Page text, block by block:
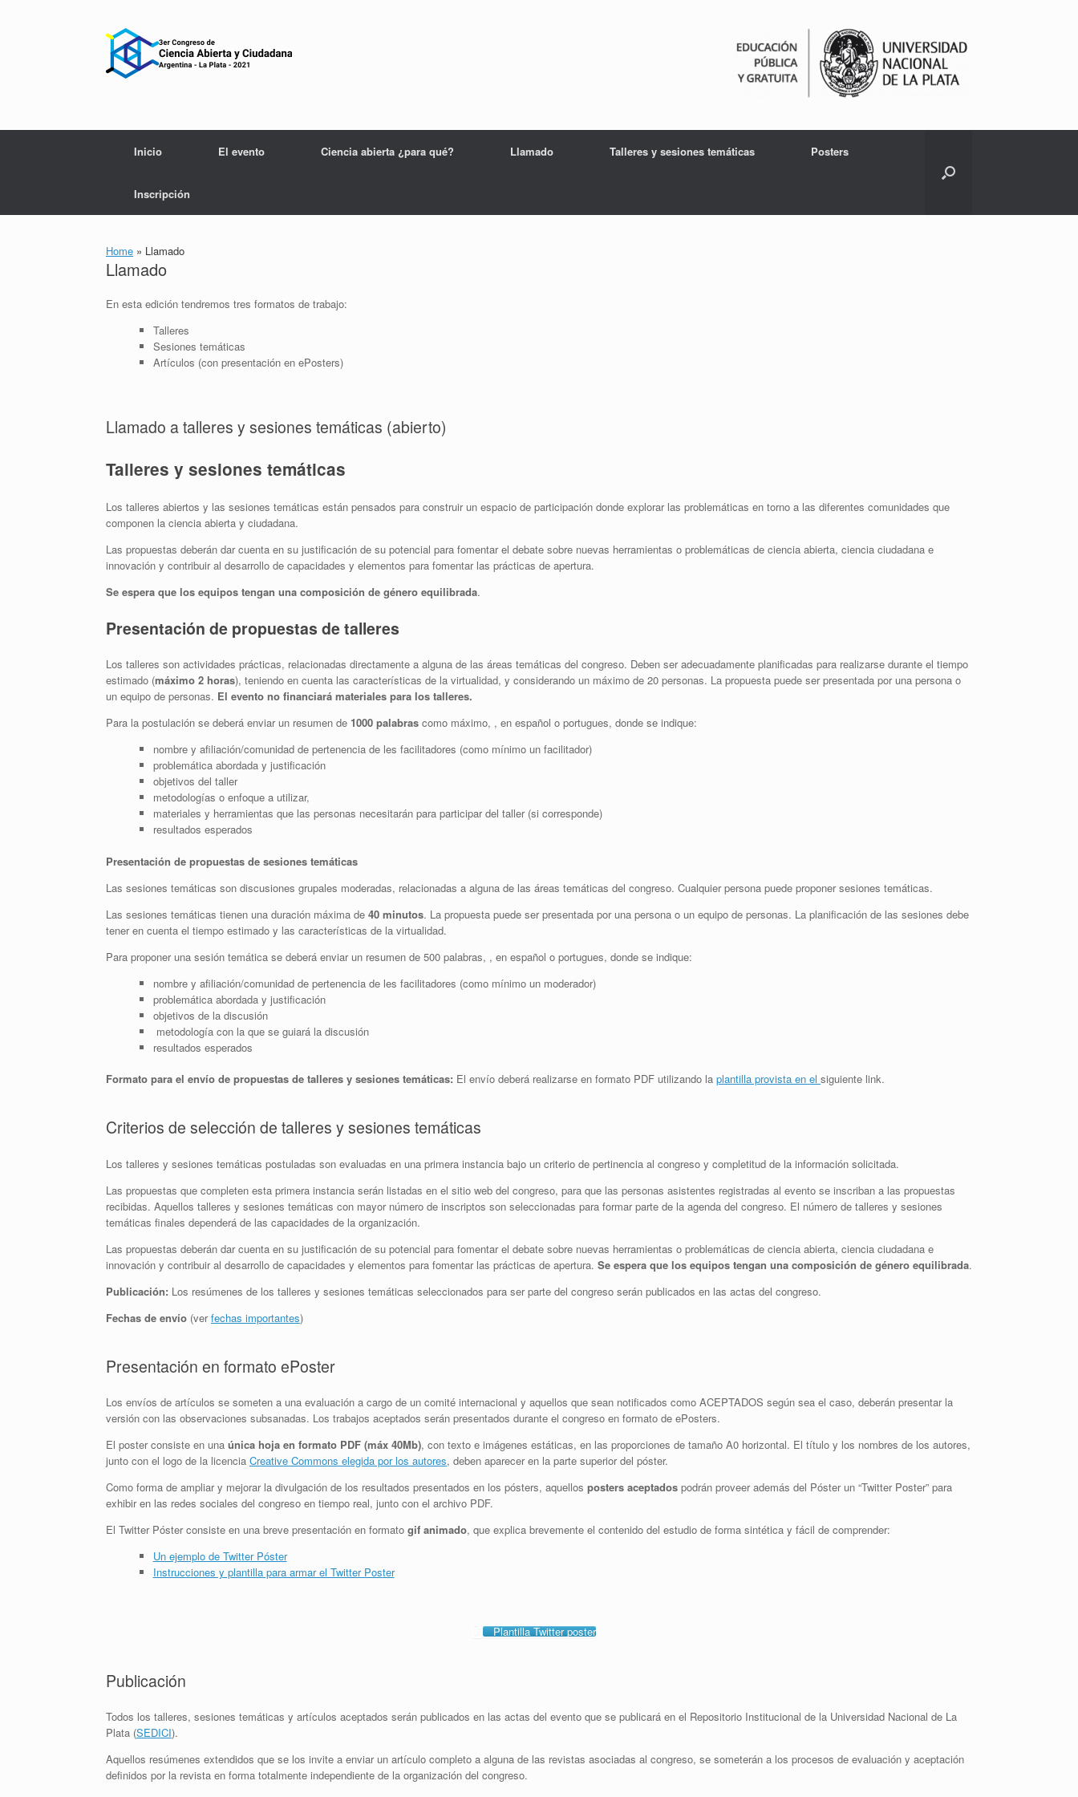
Inicio El evento Ciencia abierta ¿para qué? Llamado Talleres y sesiones temáticas Posters
Inscripción
Home » Llamado
Llamado
En esta edición tendremos tres formatos de trabajo:
Talleres
Sesiones temáticas
Artículos (con presentación en ePosters)
Llamado a talleres y sesiones temáticas (abierto)
Talleres y sesiones temáticas
Los talleres abiertos y las sesiones temáticas están pensados para construir un espacio de participación donde explorar las problemáticas en torno a las diferentes comunidades que
componen la ciencia abierta y ciudadana.
Las propuestas deberán dar cuenta en su justificación de su potencial para fomentar el debate sobre nuevas herramientas o problemáticas de ciencia abierta, ciencia ciudadana e
innovación y contribuir al desarrollo de capacidades y elementos para fomentar las prácticas de apertura.
Se espera que los equipos tengan una composición de género equilibrada.
Presentación de propuestas de talleres
Los talleres son actividades prácticas, relacionadas directamente a alguna de las áreas temáticas del congreso. Deben ser adecuadamente planificadas para realizarse durante el tiempo
estimado (máximo 2 horas), teniendo en cuenta las características de la virtualidad, y considerando un máximo de 20 personas. La propuesta puede ser presentada por una persona o
un equipo de personas. El evento no financiará materiales para los talleres.
Para la postulación se deberá enviar un resumen de 1000 palabras como máximo, , en español o portugues, donde se indique:
nombre y afiliación/comunidad de pertenencia de les facilitadores (como mínimo un facilitador)
problemática abordada y justificación
objetivos del taller
metodologías o enfoque a utilizar,
materiales y herramientas que las personas necesitarán para participar del taller (si corresponde)
resultados esperados
Presentación de propuestas de sesiones temáticas
Las sesiones temáticas son discusiones grupales moderadas, relacionadas a alguna de las áreas temáticas del congreso. Cualquier persona puede proponer sesiones temáticas.
Las sesiones temáticas tienen una duración máxima de 40 minutos. La propuesta puede ser presentada por una persona o un equipo de personas. La planificación de las sesiones debe
tener en cuenta el tiempo estimado y las características de la virtualidad.
Para proponer una sesión temática se deberá enviar un resumen de 500 palabras, , en español o portugues, donde se indique:
nombre y afiliación/comunidad de pertenencia de les facilitadores (como mínimo un moderador)
problemática abordada y justificación
objetivos de la discusión
metodología con la que se guiará la discusión
resultados esperados
Formato para el envío de propuestas de talleres y sesiones temáticas: El envío deberá realizarse en formato PDF utilizando la plantilla provista en el siguiente link.
Criterios de selección de talleres y sesiones temáticas
Los talleres y sesiones temáticas postuladas son evaluadas en una primera instancia bajo un criterio de pertinencia al congreso y completitud de la información solicitada.
Las propuestas que completen esta primera instancia serán listadas en el sitio web del congreso, para que las personas asistentes registradas al evento se inscriban a las propuestas
recibidas. Aquellos talleres y sesiones temáticas con mayor número de inscriptos son seleccionadas para formar parte de la agenda del congreso. El número de talleres y sesiones
temáticas finales dependerá de las capacidades de la organización.
Las propuestas deberán dar cuenta en su justificación de su potencial para fomentar el debate sobre nuevas herramientas o problemáticas de ciencia abierta, ciencia ciudadana e
innovación y contribuir al desarrollo de capacidades y elementos para fomentar las prácticas de apertura. Se espera que los equipos tengan una composición de género equilibrada.
Publicación: Los resúmenes de los talleres y sesiones temáticas seleccionados para ser parte del congreso serán publicados en las actas del congreso.
Fechas de envío (verfechas importantes)
Presentación en formato ePoster
Los envíos de artículos se someten a una evaluación a cargo de un comité internacional y aquellos que sean notificados como ACEPTADOS según sea el caso, deberán presentar la
versión con las observaciones subsanadas. Los trabajos aceptados serán presentados durante el congreso en formato de ePosters.
El poster consiste en una única hoja en formato PDF (máx 40Mb), con texto e imágenes estáticas, en las proporciones de tamaño A0 horizontal. El título y los nombres de los autores,
junto con el logo de la licencia Creative Commons elegida por los autores, deben aparecer en la parte superior del póster.
Como forma de ampliar y mejorar la divulgación de los resultados presentados en los pósters, aquellos posters aceptados podrán proveer además del Póster un “Twitter Poster” para
exhibir en las redes sociales del congreso en tiempo real, junto con el archivo PDF.
El Twitter Póster consiste en una breve presentación en formato gif animado, que explica brevemente el contenido del estudio de forma sintética y fácil de comprender:
Un ejemplo de Twitter Póster
Instrucciones y plantilla para armar el Twitter Poster
Plantilla Twitter poster
Publicación
Todos los talleres, sesiones temáticas y artículos aceptados serán publicados en las actas del evento que se publicará en el Repositorio Institucional de la Universidad Nacional de La
Plata (SEDICI).
Aquellos resúmenes extendidos que se los invite a enviar un artículo completo a alguna de las revistas asociadas al congreso, se someterán a los procesos de evaluación y aceptación
definidos por la revista en forma totalmente independiente de la organización del congreso.